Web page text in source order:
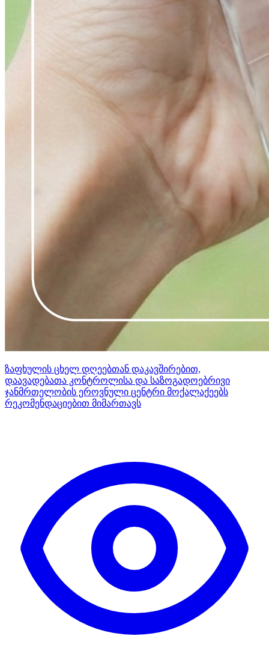
ზაფხულის ცხელ დღეებთან დაკავშირებით,
დაავადებათა კონტროლისა და საზოგადოებრივი
ჯანმრთელობის ეროვნული ცენტრი მოქალაქეებს
რეკომენდაციებით მიმართავს